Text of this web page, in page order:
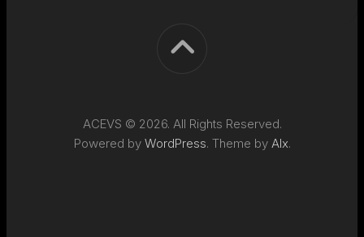
ACEVS © 2026. All Rights Reserved.
Powered by WordPress. Theme by Alx.